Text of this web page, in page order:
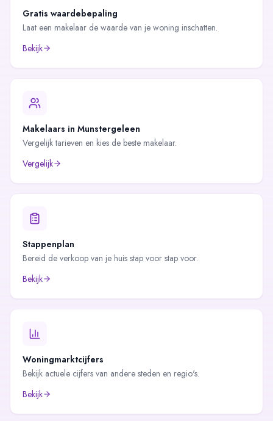
Gratis waardebepaling
Laat een makelaar de waarde van je woning inschatten.
Bekijk
Makelaars in Munstergeleen
Vergelijk tarieven en kies de beste makelaar.
Vergelijk
Stappenplan
Bereid de verkoop van je huis stap voor stap voor.
Bekijk
Woningmarktcijfers
Bekijk actuele cijfers van andere steden en regio's.
Bekijk